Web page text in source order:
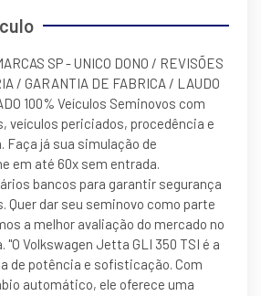
SP - UNICO DONO / REVISÕES
/ GARANTIA DE FABRICA / LAUDO
100% Veículos Seminovos com
veículos periciados, procedência e
Faça já sua simulação de
em até 60x sem entrada.
bancos para garantir segurança
Quer dar seu seminovo como parte
a melhor avaliação do mercado no
"O Volkswagen Jetta GLI 350 TSI é a
de potência e sofisticação. Com
automático, ele oferece uma